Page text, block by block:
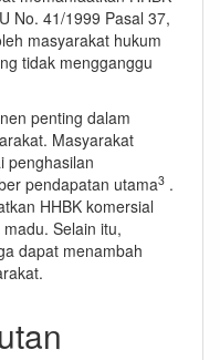
No. 41/1999 Pasal 37,
masyarakat hukum
tidak mengganggu
penting dalam
Masyarakat
penghasilan
pendapatan utama3 .
HHBK komersial
Selain itu,
dapat menambah